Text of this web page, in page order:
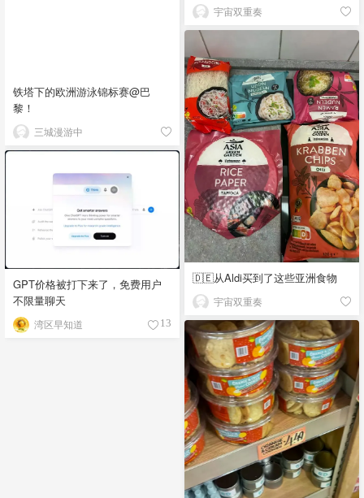
宇宙双重奏
铁塔下的欧洲游泳锦标赛@巴
黎！
三城漫游中
🇩🇪从Aldi买到了这些亚洲食物
宇宙双重奏
GPT价格被打下来了，免费用户
不限量聊天
湾区早知道 13